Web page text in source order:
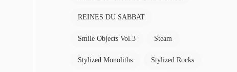
REINES DU SABBAT
Smile Objects Vol.3 Steam
Stylized Monoliths Stylized Rocks